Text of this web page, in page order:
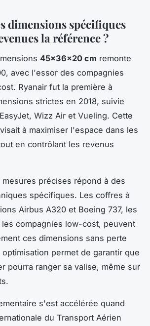
dimensions spécifiques
la référence ?
45x36x20 cm remonte
avec l'essor des compagnies
Ryanair fut la première à
strictes en 2018, suivie
Wizz Air et Vueling. Cette
à maximiser l'espace dans les
en contrôlant les revenus
précises répond à des
spécifiques. Les coffres à
Airbus A320 et Boeing 737, les
compagnies low-cost, peuvent
ces dimensions sans perte
permet de garantir que
pourra ranger sa valise, même sur
s'est accélérée quand
du Transport Aérien